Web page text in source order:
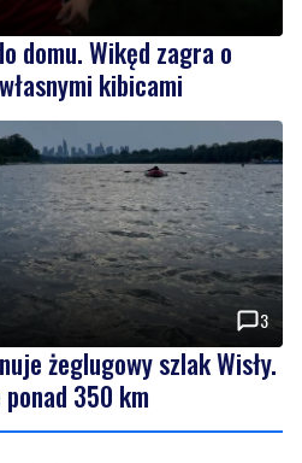
domu. Wikęd zagra o
kibicami
3
żeglugowy szlak Wisły.
350 km